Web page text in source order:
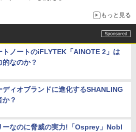
もっと見る
トノートのiFLYTEK「AINOTE 2」は
的なのか？
ディオブランドに進化するSHANLING
か？
ーなのに脅威の実力!「Osprey」Nobl